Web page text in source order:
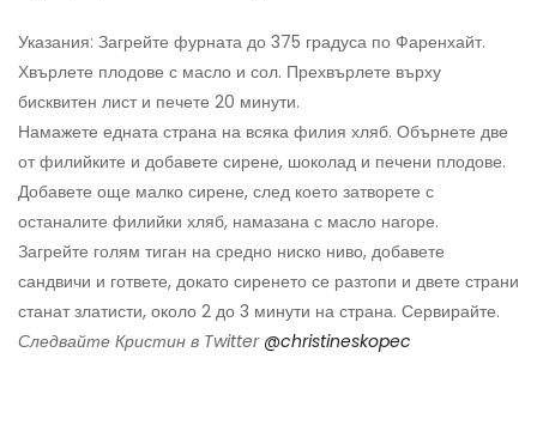
Указания: Загрейте фурната до 375 градуса по Фаренхайт.
Хвърлете плодове с масло и сол. Прехвърлете върху
бисквитен лист и печете 20 минути.
Намажете едната страна на всяка филия хляб. Обърнете две
от филийките и добавете сирене, шоколад и печени плодове.
Добавете още малко сирене, след което затворете с
останалите филийки хляб, намазана с масло нагоре.
Загрейте голям тиган на средно ниско ниво, добавете
сандвичи и гответе, докато сиренето се разтопи и двете страни
станат златисти, около 2 до 3 минути на страна. Сервирайте.
Следвайте Кристин в Twitter @christineskopec